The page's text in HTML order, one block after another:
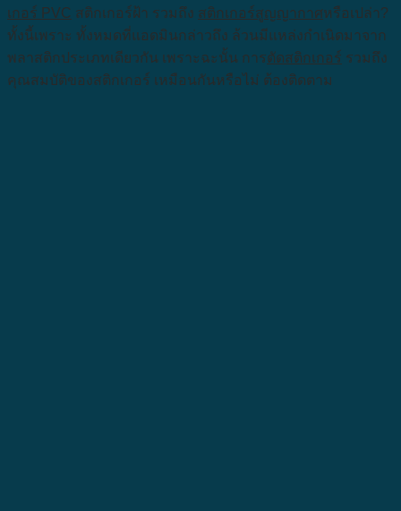
เกอร์ PVC สติกเกอร์ฝ้า รวมถึง สติกเกอร์สูญญากาศหรือเปล่า?
ทั้งนี้เพราะ ทั้งหมดที่แอดมินกล่าวถึง ล้วนมีแหล่งกำเนิดมาจาก
พลาสติกประเภทเดียวกัน เพราะฉะนั้น การตัดสติกเกอร์ รวมถึง
คุณสมบัติของสติกเกอร์ เหมือนกันหรือไม่ ต้องติดตาม